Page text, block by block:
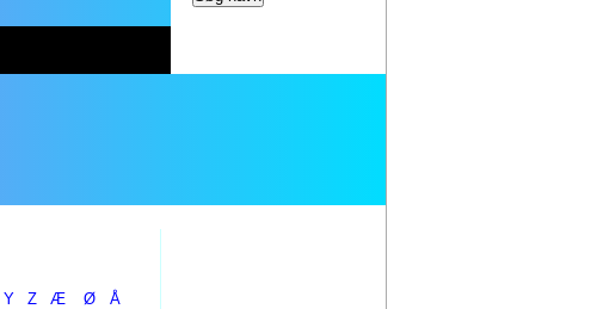
Y Z Æ Ø Å